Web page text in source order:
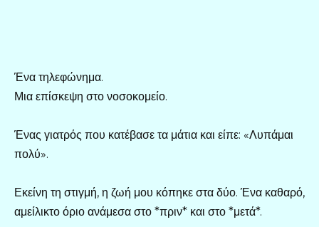
Ένα τηλεφώνημα.
Μια επίσκεψη στο νοσοκομείο.
Ένας γιατρός που κατέβασε τα μάτια και είπε: «Λυπάμαι
πολύ».
Εκείνη τη στιγμή, η ζωή μου κόπηκε στα δύο. Ένα καθαρό,
αμείλικτο όριο ανάμεσα στο *πριν* και στο *μετά*.